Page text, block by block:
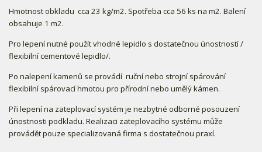
Hmotnost obkladu cca 23 kg/m2. Spotřeba cca 56 ks na m2. Balení
obsahuje 1 m2.
Pro lepení nutné použít vhodné lepidlo s dostatečnou únostností /
flexibilní cementové lepidlo/.
Po nalepení kamenů se provádí ruční nebo strojní spárování
flexibilní spárovací hmotou pro přírodní nebo umělý kámen.
Při lepení na zateplovací systém je nezbytné odborné posouzení
únostnosti podkladu. Realizaci zateplovacího systému může
provádět pouze specializovaná firma s dostatečnou praxí.